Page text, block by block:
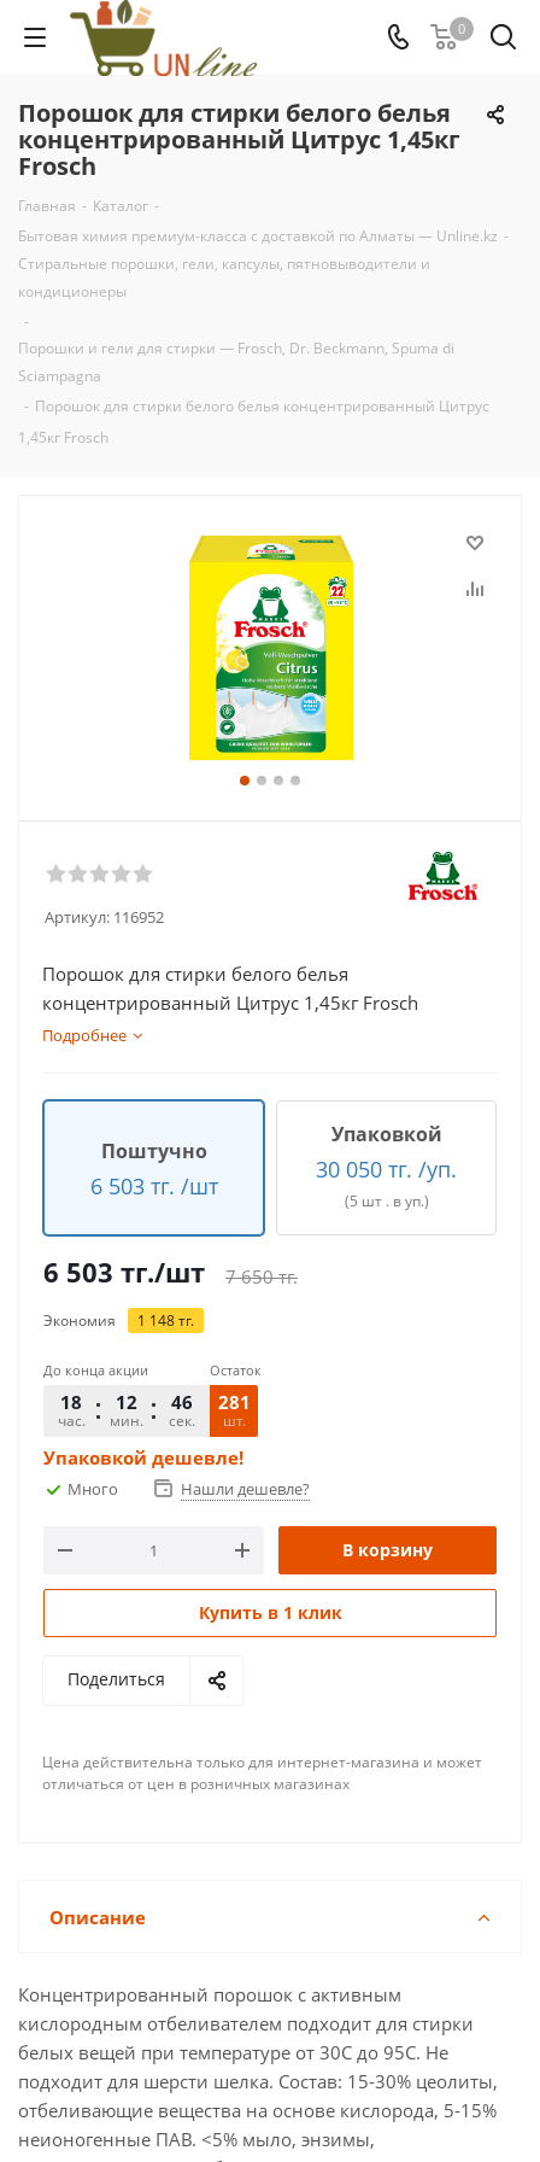
0
Порошок для стирки белого белья
концентрированный Цитрус 1,45кг
Frosch
Главная - Каталог -
Бытовая химия премиум-класса с доставкой по Алматы — Unline.kz -
Стиральные порошки, гели, капсулы, пятновыводители и
кондиционеры
-
Порошки и гели для стирки — Frosch, Dr. Beckmann, Spuma di
Sciampagna
- Порошок для стирки белого белья концентрированный Цитрус
1,45кг Frosch
Артикул: 116952
Порошок для стирки белого белья
концентрированный Цитрус 1,45кг Frosch
Подробнее
Поштучно
6 503 тг. /шт
Упаковкой
30 050 тг. /уп.
(5 шт . в уп.)
6 503 тг./шт 7 650тг.
Экономия 1 148тг.
До конца акции
18
час.
12
мин.
46
сек.
Остаток
281
шт.
Упаковкой дешевле!
Много Нашли дешевле?
В корзину
Купить в 1 клик
Поделиться
Цена действительна только для интернет-магазина и может
отличаться от цен в розничных магазинах
Описание
Концентрированный порошок с активным
кислородным отбеливателем подходит для стирки
белых вещей при температуре от 30С до 95С. Не
подходит для шерсти шелка. Состав: 15-30% цеолиты,
отбеливающие вещества на основе кислорода, 5-15%
неионогенные ПАВ. <5% мыло, энзимы,